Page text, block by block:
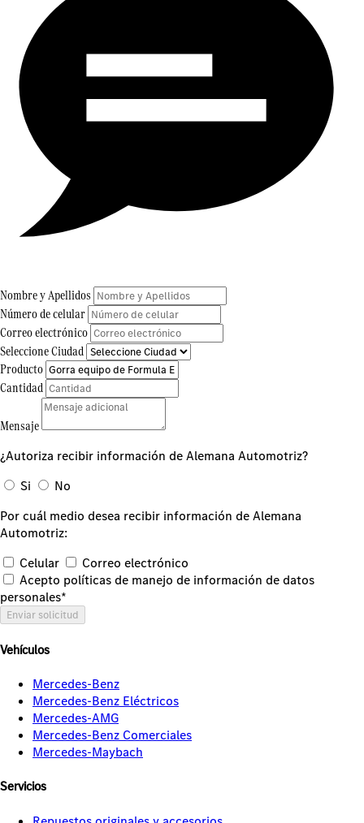
Nombre y Apellidos
Número de celular
Correo electrónico
Seleccione Ciudad
Producto
Cantidad
Mensaje
¿Autoriza recibir información de Alemana Automotriz?
Si
No
Por cuál medio desea recibir información de Alemana
Automotriz:
Celular
Correo electrónico
Acepto políticas de manejo de información de datos
personales*
Enviar solicitud
Vehículos
Mercedes-Benz
Mercedes-Benz Eléctricos
Mercedes-AMG
Mercedes-Benz Comerciales
Mercedes-Maybach
Servicios